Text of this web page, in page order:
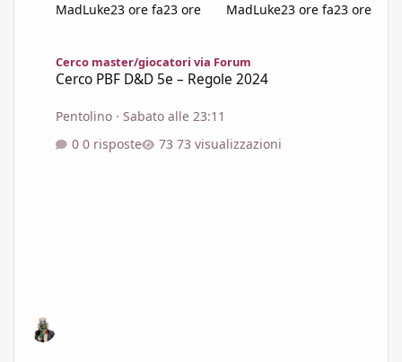
MadLuke23 ore fa23 ore MadLuke23 ore fa23 ore
Cerco master/giocatori via Forum
Cerco PBF D&D 5e – Regole 2024
Pentolino ·Sabato alle 23:11
0 risposte
73 visualizzazioni